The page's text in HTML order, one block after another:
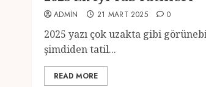
ADMIN 21 MART 2025 0
2025 yazı çok uzakta gibi
şimdiden tatil...
READ MORE